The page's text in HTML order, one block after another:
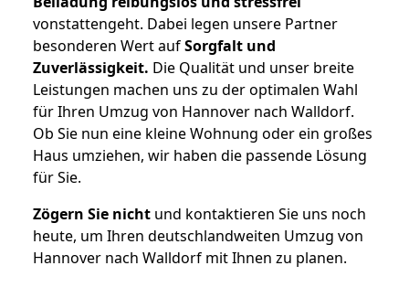
vonstattengeht. Dabei legen unsere Partner
besonderen Wert aufSorgfalt und
Zuverlässigkeit. Die Qualität und unser breite
Leistungen machen uns zu der optimalen Wahl
für Ihren Umzug von Hannover nach Walldorf.
Ob Sie nun eine kleine Wohnung oder ein großes
Haus umziehen, wir haben die passende Lösung
für Sie.
Zögern Sie nicht und kontaktieren Sie uns noch
heute, um Ihren deutschlandweiten Umzug von
Hannover nach Walldorf mit Ihnen zu planen.